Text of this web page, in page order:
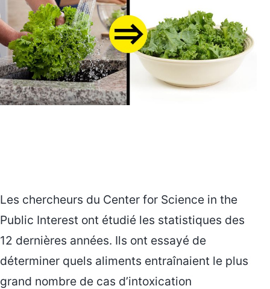
Les chercheurs du Center for Science in the
Public Interest ont étudié les statistiques des
12 dernières années. Ils ont essayé de
déterminer quels aliments entraînaient le plus
grand nombre de cas d’intoxication